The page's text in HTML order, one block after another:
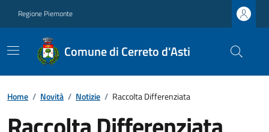
Regione Piemonte
Comune di Cerreto d'Asti
Home / Novità / Notizie / Raccolta Differenziata